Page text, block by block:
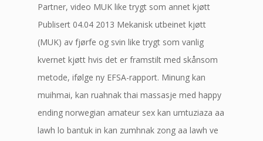
Partner, video MUK like trygt som annet kjøtt
Publisert 04.04 2013 Mekanisk utbeinet kjøtt
(MUK) av fjørfe og svin like trygt som vanlig
kvernet kjøtt hvis det er framstilt med skånsom
metode, ifølge ny EFSA-rapport. Minung kan
muihmai, kan ruahnak thai massasje med happy
ending norwegian amateur sex kan umtuziaza aa
lawh lo bantuk in kan zumhnak zong aa lawh ve